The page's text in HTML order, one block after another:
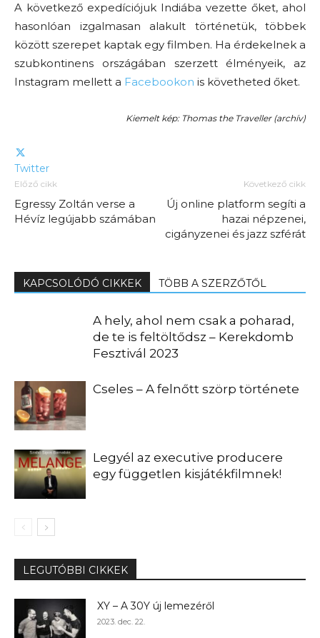
A következő expedíciójuk Indiába vezette őket, ahol
hasonlóan izgalmasan alakult történetük, többek
között szerepet kaptak egy filmben. Ha érdekelnek a
szubkontinens országában szerzett élményeik, az
Instagram mellett a Facebookon is követheted őket.
Kiemelt kép: Thomas the Traveller (archív)
Twitter
Előző cikk
Egressy Zoltán verse a
Hévíz legújabb számában
Következő cikk
Új online platform segíti a
hazai népzenei,
cigányzenei és jazz szférát
KAPCSOLÓDÓ CIKKEK TÖBB A SZERZŐTŐL
A hely, ahol nem csak a poharad,
de te is feltöltődsz – Kerekdomb
Fesztivál 2023
Cseles – A felnőtt szörp története
Legyél az executive producere
egy független kisjátékfilmnek!
LEGUTÓBBI CIKKEK
XY – A 30Y új lemezéről
2023. dec. 22.